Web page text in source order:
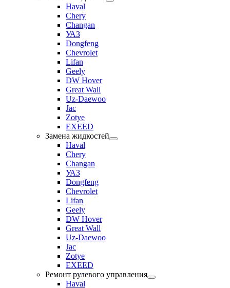
Haval
Chery
Changan
УАЗ
Dongfeng
Chevrolet
Lifan
Geely
DW Hover
Great Wall
Uz-Daewoo
Jac
Zotye
EXEED
Замена жидкостей
Haval
Chery
Changan
УАЗ
Dongfeng
Chevrolet
Lifan
Geely
DW Hover
Great Wall
Uz-Daewoo
Jac
Zotye
EXEED
Ремонт рулевого управления
Haval